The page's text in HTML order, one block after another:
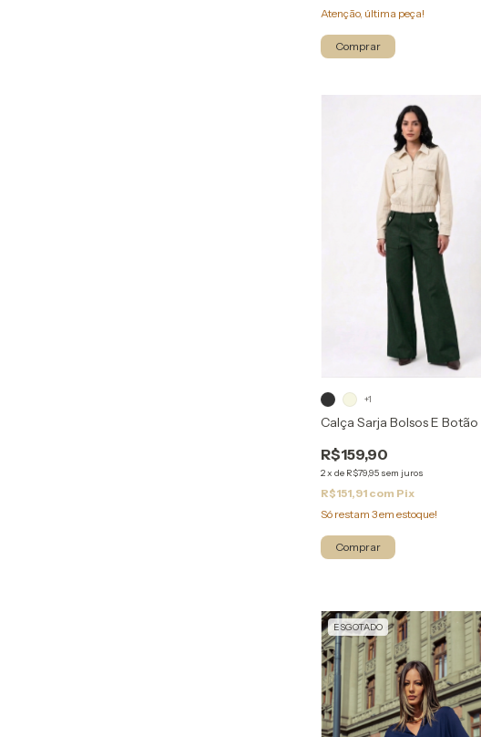
Atenção, última peça!
Comprar
Calça Sarja Bolsos E Botão
R$159,90
2xde R$79,95 sem juros
R$151,91 com Pix
Só restam3em estoque!
+1
Comprar
ESGOTADO